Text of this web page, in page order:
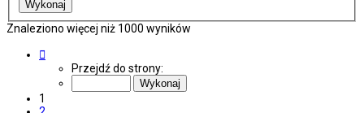
Znaleziono więcej niż 1000 wyników
Przejdź do strony:
1